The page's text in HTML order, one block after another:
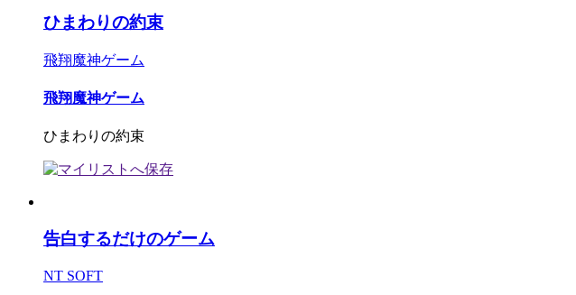
ひまわりの約束
飛翔魔神ゲーム
飛翔魔神ゲーム
ひまわりの約束
告白するだけのゲーム
NT SOFT